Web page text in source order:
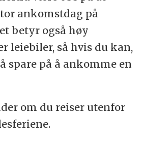
ankomstdag på
betyr også høy
leiebiler, så hvis du kan,
spare på å ankomme en
om du reiser utenfor